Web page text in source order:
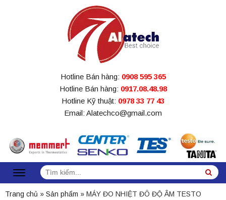
Hotline Bán hàng: 0908 595 365
Hotline Bán hàng: 0917.08.48.98
Hotline Kỹ thuật: 0978 33 77 43
Email: Alatechco@gmail.com
Tìm
kiếm:
Trang chủ » Sản phẩm » MÁY ĐO NHIỆT ĐÔ ĐỘ ÂM TESTO